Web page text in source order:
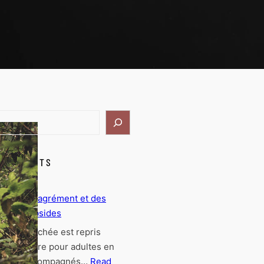
POSTS
Un agrément et des
subsides
L’Archée est repris
« centre pour adultes en
accompagnés… Read